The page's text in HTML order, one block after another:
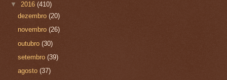
▼ 2016 (410)
dezembro(20)
novembro(26)
outubro(30)
setembro(39)
agosto(37)